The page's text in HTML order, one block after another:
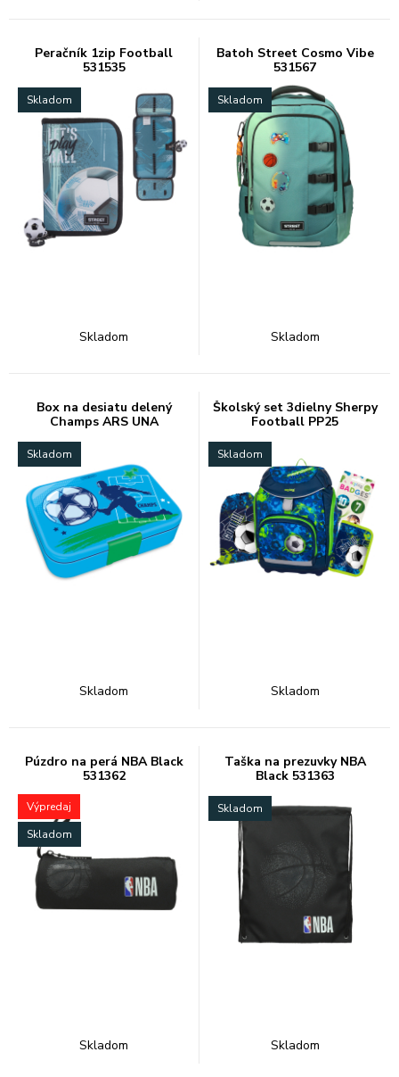
Peračník 1zip Football
531535
Skladom
Skladom
Batoh Street Cosmo Vibe
531567
Skladom
Skladom
Box na desiatu delený
Champs ARS UNA
Skladom
Skladom
Školský set 3dielny Sherpy
Football PP25
Skladom
Skladom
Púzdro na perá NBA Black
531362
Výpredaj
Skladom
Skladom
Taška na prezuvky NBA
Black 531363
Skladom
Skladom